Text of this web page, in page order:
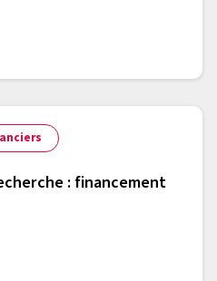
: financement